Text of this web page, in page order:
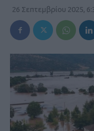
26 Σεπτεμβρίου 2025,